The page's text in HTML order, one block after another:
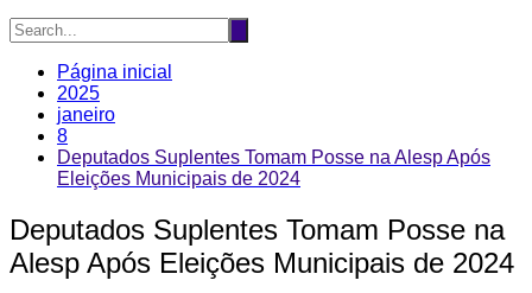
Página inicial
2025
janeiro
8
Deputados Suplentes Tomam Posse na Alesp Após
Eleições Municipais de 2024
Deputados Suplentes Tomam Posse na
Alesp Após Eleições Municipais de 2024